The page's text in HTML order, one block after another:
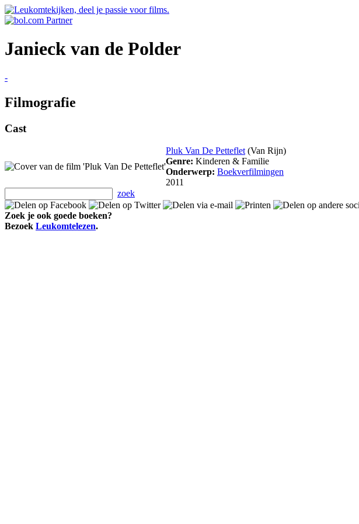
Janieck van de Polder
-
Filmografie
Cast
Pluk Van De Petteflet(Van Rijn)
Genre: Kinderen & Familie
Onderwerp: Boekverfilmingen
2011
zoek
Zoek je ook goede boeken?
Bezoek Leukomtelezen.